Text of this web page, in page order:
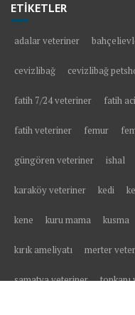
ETİKETLER
adalar veteriner
cevizlibağ cevizlibağ
fatih 7/24 veteriner fatih
fatih veteriner femur
güngören veteriner ishal
karaköy veteriner kedi
kene kuru mama kusma
kırık ameliyatı merter
samatya veteriner topkapı